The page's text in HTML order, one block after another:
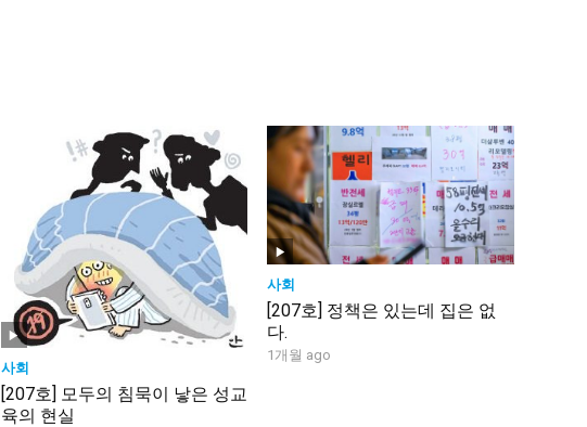
사회
[207호] 모두의 침묵이 낳은 성교
육의 현실
사회
[207호] 정책은 있는데 집은 없
다.
1개월 ago